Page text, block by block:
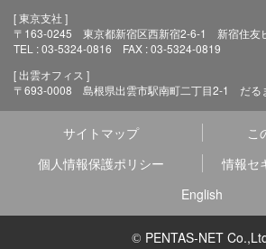
[ 東京支社 ]
〒163-0245 東京都新宿区西新宿2-6-1 新宿住友
TEL : 03-5324-0816 FAX : 03-5324-0819
[ 出雲オフィス ]
〒693-0008 島根県出雲市駅南町二丁目2-1 だる
サイトマップ
こ
個人情報保護ポリシー
情報セ
English
© PENTAS-NET